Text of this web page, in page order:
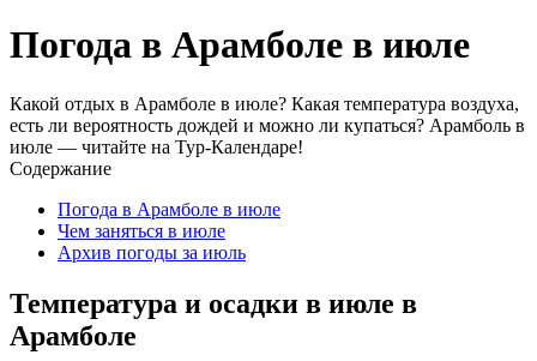
Погода в Арамболе в июле
Какой отдых в Арамболе в июле? Какая температура воздуха,
есть ли вероятность дождей и можно ли купаться? Арамболь в
июле — читайте на Тур-Календаре!
Содержание
Погода в Арамболе в июле
Чем заняться в июле
Архив погоды за июль
Температура и осадки в июле в
Арамболе